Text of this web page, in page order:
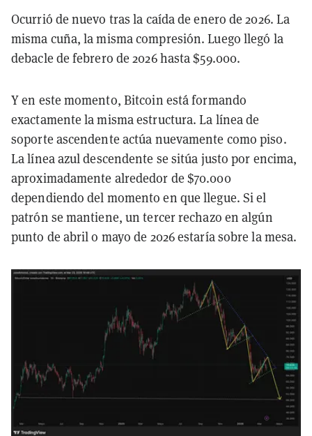
Ocurrió de nuevo tras la caída de enero de 2026. La
misma cuña, la misma compresión. Luego llegó la
debacle de febrero de 2026 hasta $59.000.
Y en este momento, Bitcoin está formando
exactamente la misma estructura. La línea de
soporte ascendente actúa nuevamente como piso.
La línea azul descendente se sitúa justo por encima,
aproximadamente alrededor de $70.000
dependiendo del momento en que llegue. Si el
patrón se mantiene, un tercer rechazo en algún
punto de abril o mayo de 2026 estaría sobre la mesa.